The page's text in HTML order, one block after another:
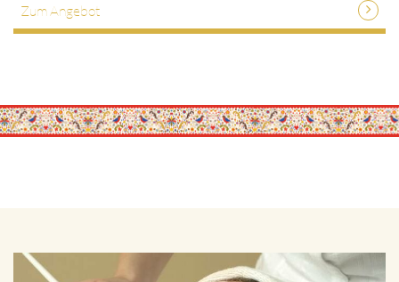
Zum Angebot